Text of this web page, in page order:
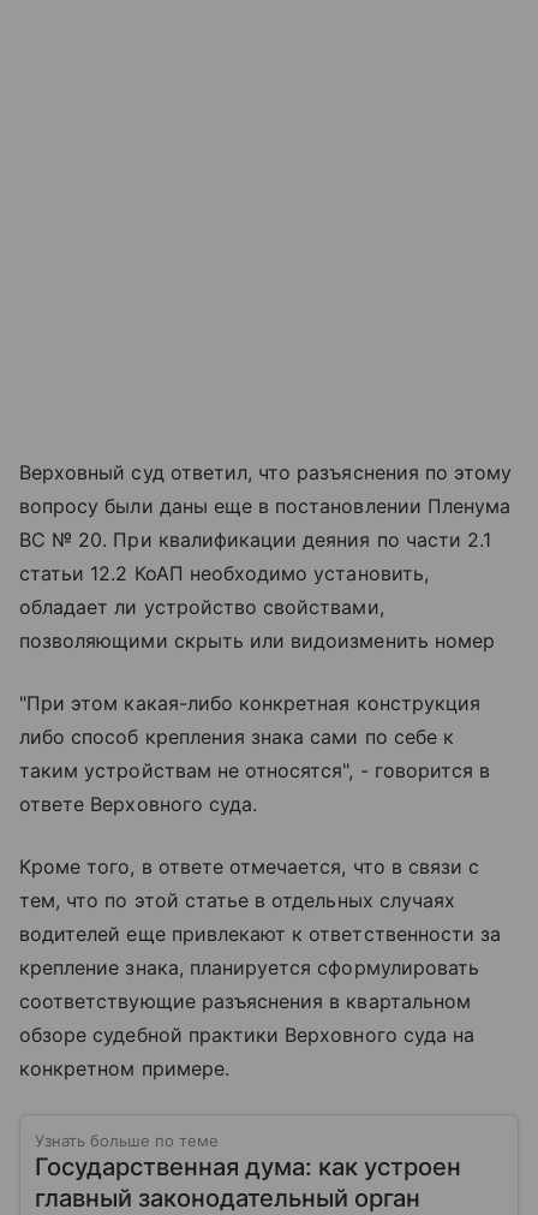
Верховный суд ответил, что разъяснения по этому
вопросу были даны еще в постановлении Пленума
ВС № 20. При квалификации деяния по части 2.1
статьи 12.2 КоАП необходимо установить,
обладает ли устройство свойствами,
позволяющими скрыть или видоизменить номер
"При этом какая-либо конкретная конструкция
либо способ крепления знака сами по себе к
таким устройствам не относятся", - говорится в
ответе Верховного суда.
Кроме того, в ответе отмечается, что в связи с
тем, что по этой статье в отдельных случаях
водителей еще привлекают к ответственности за
крепление знака, планируется сформулировать
соответствующие разъяснения в квартальном
обзоре судебной практики Верховного суда на
конкретном примере.
Узнать больше по теме
Государственная дума: как устроен
главный законодательный орган